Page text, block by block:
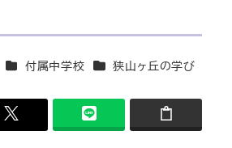
カテゴリー
付属中学校 カテゴリー
狭山ヶ丘の学び